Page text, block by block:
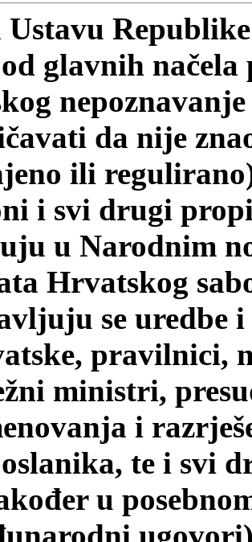
Ustavu
glavnih
da nije
ili
i svi drugi
u Narodnim
Hrvatskog
se uredbe
pravilnici,
ministri,
i
te i svi
u